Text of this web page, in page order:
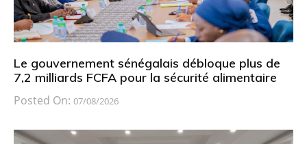
Le gouvernement sénégalais débloque plus de
7,2 milliards FCFA pour la sécurité alimentaire
Posted On: 07/08/2026